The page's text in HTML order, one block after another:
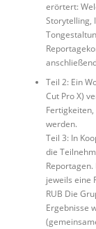
erörtert:
Storytelling,
Teil 2: Ein
Cut Pro X)
werden.
Teil 3: In
die
jeweils eine
RUB Die
Ergebnisse